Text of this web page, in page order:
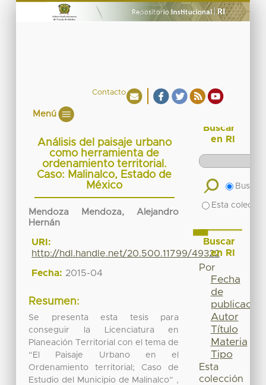
Contacto
Menú
Análisis del paisaje urbano
como herramienta de
ordenamiento territorial.
Caso: Malinalco, Estado de
México
Mendoza Mendoza, Alejandro
Hernán
URI:
http://hdl.handle.net/20.500.11799/49322
Fecha: 2015-04
Resumen:
Se presenta esta tesis para
conseguir la Licenciatura en
Planeación Territorial con el tema de
“El Paisaje Urbano en el
Ordenamiento territorial; Caso de
Estudio del Municipio de Malinalco” ,
Buscar
en RI
Buscar
Esta
Buscar
en RI
Por
Fecha
de
publicación
Autor
Título
Materia
Tipo
Esta
colección